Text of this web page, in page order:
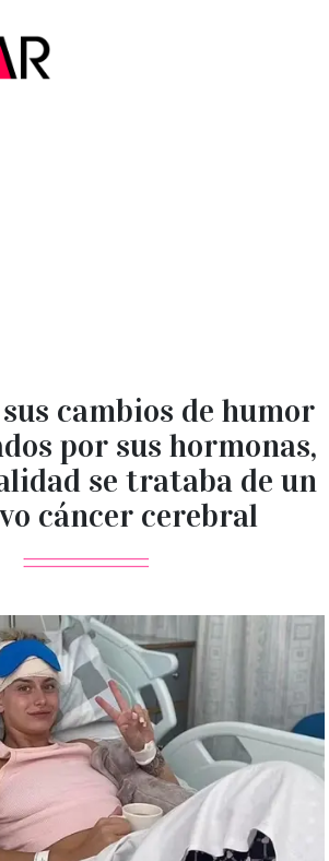
cambios de humor
por sus hormonas,
se trataba de un
cáncer cerebral